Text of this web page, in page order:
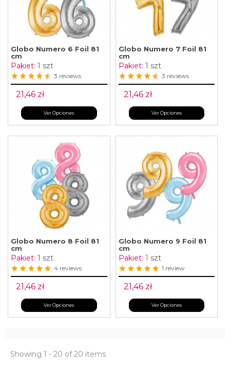
Globo Numero 6 Foil 81
cm
Pakiet: 1 szt
3 reviews
21,46 zł
Ver Opciones
Globo Numero 7 Foil 81
cm
Pakiet: 1 szt
3 reviews
21,46 zł
Ver Opciones
Globo Numero 8 Foil 81
cm
Pakiet: 1 szt
4 reviews
21,46 zł
Ver Opciones
Globo Numero 9 Foil 81
cm
Pakiet: 1 szt
1 review
21,46 zł
Ver Opciones
Showing 1 - 20 of 20 items